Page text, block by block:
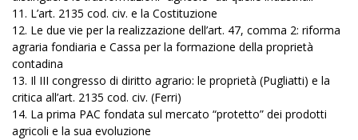
11. L’art. 2135 cod. civ. e la Costituzione
12. Le due vie per la realizzazione dell’art. 47, comma 2: riforma
agraria fondiaria e Cassa per la formazione della proprietà
contadina
13. Il III congresso di diritto agrario: le proprietà (Pugliatti) e la
critica all’art. 2135 cod. civ. (Ferri)
14. La prima PAC fondata sul mercato “protetto” dei prodotti
agricoli e la sua evoluzione